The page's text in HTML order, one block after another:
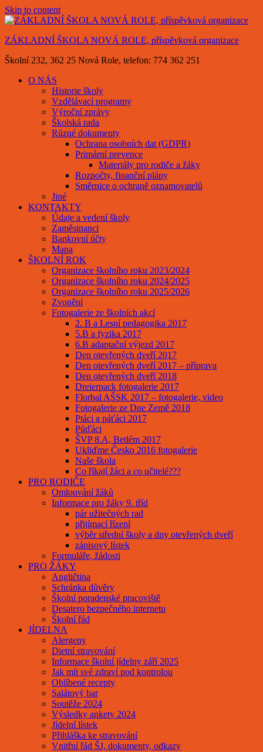
Skip to content
ZÁKLADNÍ ŠKOLA NOVÁ ROLE, příspěvková organizace
Školní 232, 362 25 Nová Role, telefon: 774 362 251
O NÁS
Historie školy
Vzdělávací programy
Výroční zprávy
Školská rada
Různé dokumenty
Ochrana osobních dat (GDPR)
Primární prevence
Materiály pro rodiče a žáky
Rozpočty, finanční plány
Směrnice o ochraně oznamovatelů
Jiné
KONTAKTY
Údaje a vedení školy
Zaměstnanci
Bankovní účty
Mapa
ŠKOLNÍ ROK
Organizace školního roku 2023/2024
Organizace školního roku 2024/2025
Organizace školního roku 2025/2026
Zvonění
Fotogalerie ze školních akcí
2. B a Lesní pedagogika 2017
5.B a fyzika 2017
6.B adaptační výjezd 2017
Den otevřených dveří 2017
Den otevřených dveří 2017 – příprava
Den otevřených dveří 2018
Dreierpack fotogalerie 2017
Florbal AŠSK 2017 – fotogalerie, video
Fotogalerie ze Dne Země 2018
Ptáci a páťáci 2017
Půďáci
ŠVP 8.A, Betlém 2017
Ukliďme Česko 2016 fotogalerie
Naše škola
Co říkají žáci a co učitelé???
PRO RODIČE
Omlouvání žáků
Informace pro žáky 9. tříd
pár užitečných rad
přijímací řízení
výběr střední školy a dny otevřených dveří
zápisový lístek
Formuláře, žádosti
PRO ŽÁKY
Angličtina
Schránka důvěry
Školní poradenské pracoviště
Desatero bezpečného internetu
Školní řád
JÍDELNA
Alergeny
Dietní stravování
Informace školní jídelny září 2025
Jak mít své zdraví pod kontrolou
Oblíbené recepty
Salátový bar
Soutěže 2024
Výsledky ankety 2024
Jídelní lístek
Přihláška ke stravování
Vnitřní řád ŠJ, dokumenty, odkazy